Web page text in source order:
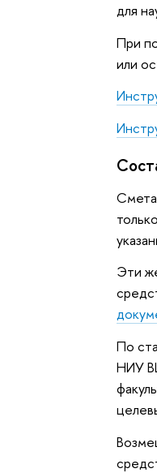
для
При
или
Эти
По
НИУ